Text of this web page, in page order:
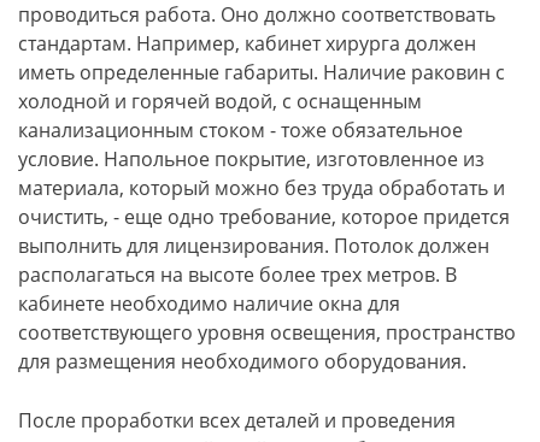
проводиться работа. Оно должно соответствовать
стандартам. Например, кабинет хирурга должен
иметь определенные габариты. Наличие раковин с
холодной и горячей водой, с оснащенным
канализационным стоком - тоже обязательное
условие. Напольное покрытие, изготовленное из
материала, который можно без труда обработать и
очистить, - еще одно требование, которое придется
выполнить для лицензирования. Потолок должен
располагаться на высоте более трех метров. В
кабинете необходимо наличие окна для
соответствующего уровня освещения, пространство
для размещения необходимого оборудования.
После проработки всех деталей и проведения